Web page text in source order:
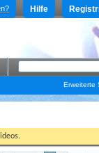
Hilfe
Erweiterte